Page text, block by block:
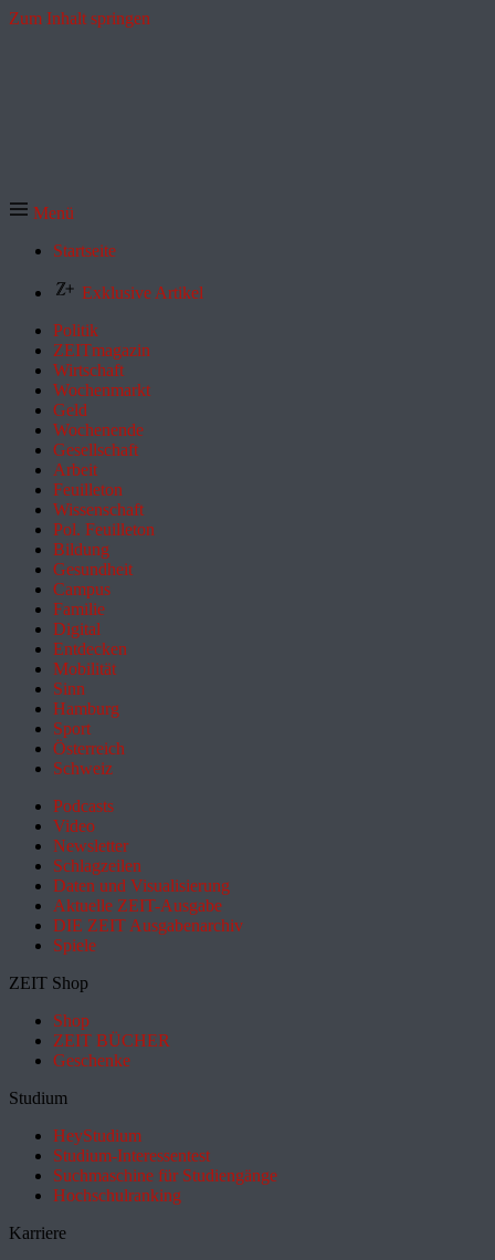
Zum Inhalt springen
Menü
Startseite
Exklusive Artikel
Politik
ZEITmagazin
Wirtschaft
Wochenmarkt
Geld
Wochenende
Gesellschaft
Arbeit
Feuilleton
Wissenschaft
Pol. Feuilleton
Bildung
Gesundheit
Campus
Familie
Digital
Entdecken
Mobilität
Sinn
Hamburg
Sport
Österreich
Schweiz
Podcasts
Video
Newsletter
Schlagzeilen
Daten und Visualisierung
Aktuelle ZEIT-Ausgabe
DIE ZEIT Ausgabenarchiv
Spiele
ZEIT Shop
Shop
ZEIT BÜCHER
Geschenke
Studium
HeyStudium
Studium-Interessentest
Suchmaschine für Studiengänge
Hochschulranking
Karriere